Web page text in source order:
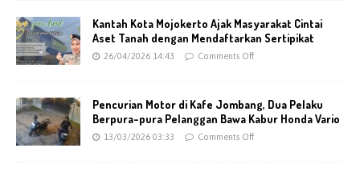
Kantah Kota Mojokerto Ajak Masyarakat Cintai
Aset Tanah dengan Mendaftarkan Sertipikat
26/04/2026 14:43 Comments Off
Pencurian Motor di Kafe Jombang, Dua Pelaku
Berpura-pura Pelanggan Bawa Kabur Honda Vario
13/03/2026 03:33 Comments Off